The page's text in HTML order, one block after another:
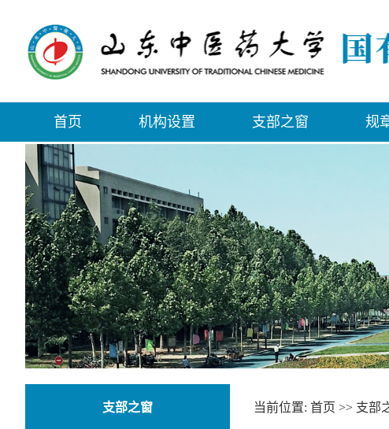
首页 机构设置 支部之窗 规
支部之窗 当前位置: 首页 >> 支部